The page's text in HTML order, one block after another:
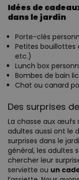
Idées de
dans le jardin
Porte-clés
Petites bouillottes
etc.)
Lunch box
Bombes de bain
Chat ou canard
Des surprises
La chasse aux œufs
adultes aussi ont le
surprises dans le
général, les adultes
chercher leur
serviette ou un